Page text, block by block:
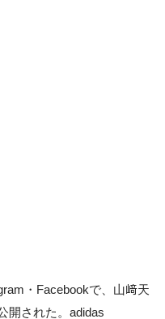
・Facebookで、山﨑天
開された。adidas